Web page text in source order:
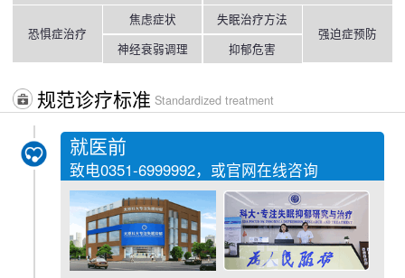
恐惧症治疗
焦虑症状
神经衰弱调理
失眠治疗方法
抑郁危害
强迫症预防
规范诊疗标准 Standardized treatment
就医前
致电0351-6999992，或官网在线咨询